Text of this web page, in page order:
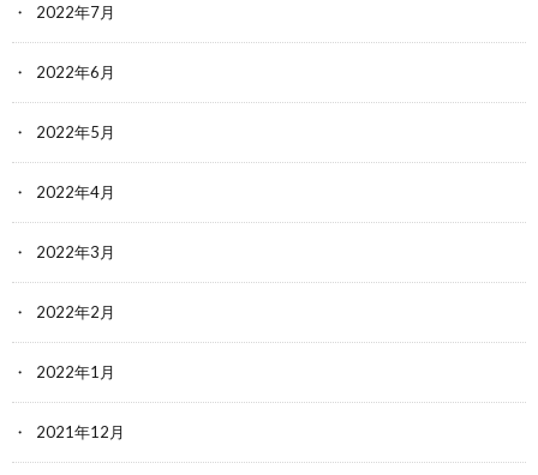
2022年7月
2022年6月
2022年5月
2022年4月
2022年3月
2022年2月
2022年1月
2021年12月